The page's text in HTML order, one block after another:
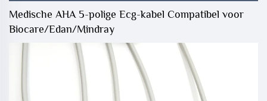
Medische AHA 5-polige Ecg-kabel Compatibel voor
Biocare/Edan/Mindray